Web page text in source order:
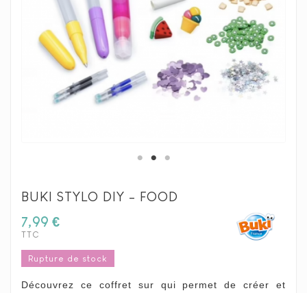
BUKI STYLO DIY - FOOD
7,99 €
TTC
Rupture de stock
Découvrez ce coffret sur qui permet de créer et